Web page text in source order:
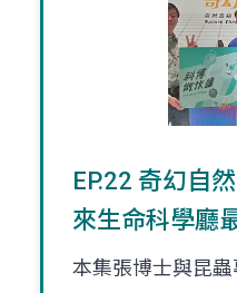
EP.22 奇幻自
來生命科學廳
本集張博士與昆